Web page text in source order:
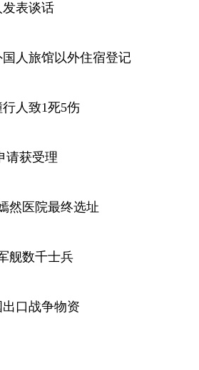
表谈话
人旅馆以外住宿登记
人致1死5伤
请获受理
然医院最终选址
舰数千士兵
口战争物资